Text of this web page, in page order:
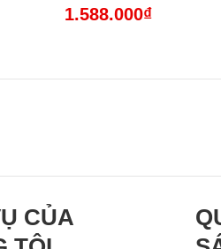
1.588.000₫
CỦA